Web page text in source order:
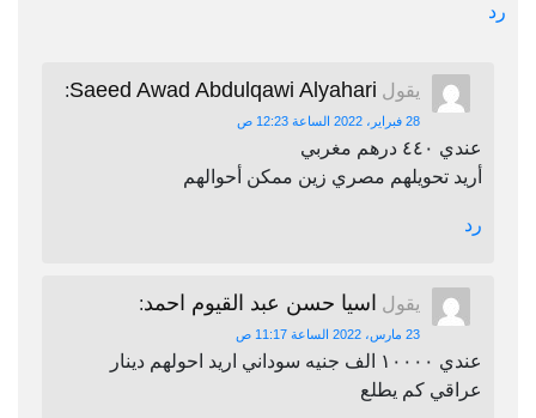
رد
يقول Saeed Awad Abdulqawi Alyahari
:
28 فبراير، 2022 الساعة 12:23 ص
عندي ٤٤٠ درهم مغربي
أريد تحويلهم مصري زين ممكن أحوالهم
رد
يقول اسيا حسن عبد القيوم احمد:
23 مارس، 2022 الساعة 11:17 ص
عندي ١٠٠٠٠ الف جنيه سوداني اريد احولهم دينار
عراقي كم يطلع